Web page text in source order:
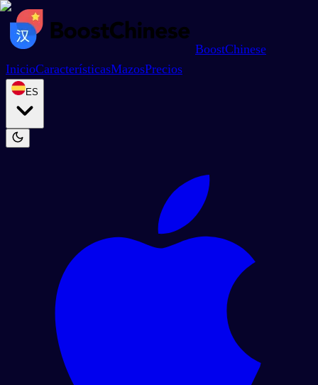
BoostChinese
InicioCaracterísticasMazosPrecios
ES